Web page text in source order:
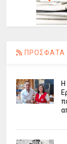
ΠΡΟΣΦΑΤΑ